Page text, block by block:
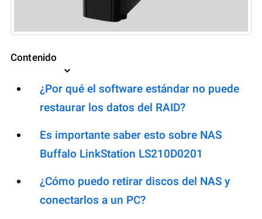
Contenido
¿Por qué el software estándar no puede
restaurar los datos del RAID?
Es importante saber esto sobre NAS
Buffalo LinkStation LS210D0201
¿Cómo puedo retirar discos del NAS y
conectarlos a un PC?